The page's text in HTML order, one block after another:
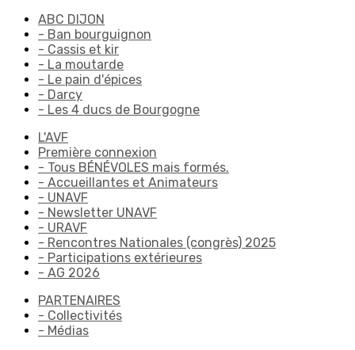
ABC DIJON
- Ban bourguignon
- Cassis et kir
- La moutarde
- Le pain d'épices
- Darcy
- Les 4 ducs de Bourgogne
L'AVF
Première connexion
- Tous BÉNÉVOLES mais formés.
- Accueillantes et Animateurs
- UNAVF
- Newsletter UNAVF
- URAVF
- Rencontres Nationales (congrès) 2025
- Participations extérieures
- AG 2026
PARTENAIRES
- Collectivités
- Médias